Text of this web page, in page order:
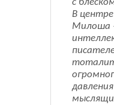
с
В
Милоша